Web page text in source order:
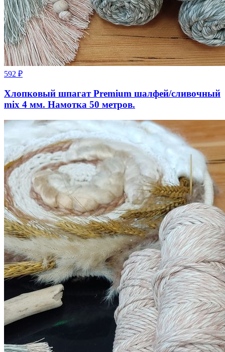
592 ₽
Хлопковый шпагат Premium шалфей/сливочный
mix 4 мм. Намотка 50 метров.